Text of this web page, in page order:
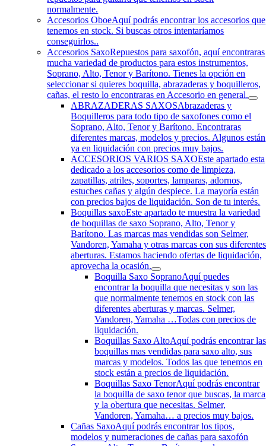
normalmente.
Accesorios OboeAquí podrás encontrar los accesorios que
tenemos en stock. Si buscas otros intentaríamos
conseguirlos..
Accesorios SaxoRepuestos para saxofón, aquí encontraras
mucha variedad de productos para estos instrumentos,
Soprano, Alto, Tenor y Barítono. Tienes la opción en
seleccionar si quieres boquilla, abrazaderas y boquilleros,
cañas, el resto lo encontraras en Accesorio en general.
ABRAZADERAS SAXOSAbrazaderas y
Boquilleros para todo tipo de saxofones como el
Soprano, Alto, Tenor y Barítono. Encontraras
diferentes marcas, modelos y precios. Algunos están
ya en liquidación con precios muy bajos.
ACCESORIOS VARIOS SAXOEste apartado esta
dedicado a los accesorios como de limpieza,
zapatillas, atriles, soportes, lamparas, adornos,
estuches cañas y algún despiece. La mayoría están
con precios bajos de liquidación. Son de tu interés.
Boquillas saxoEste apartado te muestra la variedad
de boquillas de saxo Soprano, Alto, Tenor y
Barítono. Las marcas mas vendidas son Selmer,
Vandoren, Yamaha y otras marcas con sus diferentes
aberturas. Estamos haciendo ofertas de liquidación,
aprovecha la ocasión.
Boquilla Saxo SopranoAquí puedes
encontrar la boquilla que necesitas y son las
que normalmente tenemos en stock con las
diferentes aberturas y marcas. Selmer,
Vandoren, Yamaha …Todas con precios de
liquidación.
Boquillas Saxo AltoAquí podrás encontrar las
boquillas mas vendidas para saxo alto, sus
marcas y modelos. Todos las que tenemos en
stock están a precios de liquidación.
Boquillas Saxo TenorAquí podrás encontrar
la boquilla de saxo tenor que buscas, la marca
y la obertura que necesitas. Selmer,
Vandoren, Yamaha… a precios muy bajos.
Cañas SaxoAquí podrás encontrar los tipos,
modelos y numeraciones de cañas para saxofón